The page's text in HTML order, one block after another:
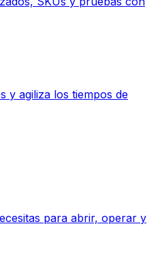
y agiliza los tiempos de
para abrir, operar y